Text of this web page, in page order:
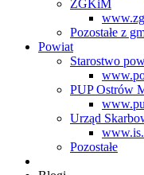
ZGKiM
Pozostałe z
Powiat
Starostwo
PUP Ostrów
Urząd
Pozostałe